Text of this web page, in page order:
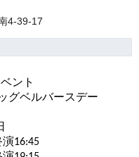
4‐39‐17
ント
ルバースデー
16:45